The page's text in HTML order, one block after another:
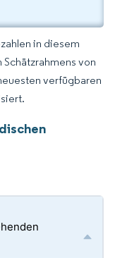
in diesem
von
verfügbaren